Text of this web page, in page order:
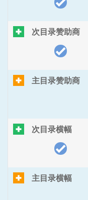
次目录赞助商
主目录赞助商
次目录横幅
主目录横幅